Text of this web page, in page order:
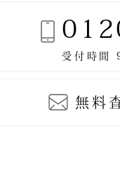
無料